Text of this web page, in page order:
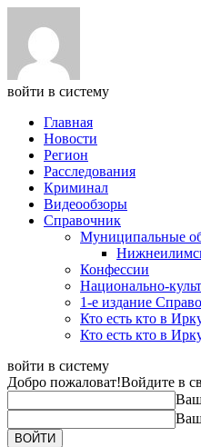
войти в систему
Главная
Новости
Регион
Расследования
Криминал
Видеообзоры
Справочник
Муниципальные
Конфессии
Национально-
1-е издание
Кто есть кто в
Кто есть кто в
войти в систему
Добро пожаловат!Войдите в